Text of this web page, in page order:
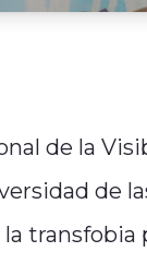
de la
de
transfobia